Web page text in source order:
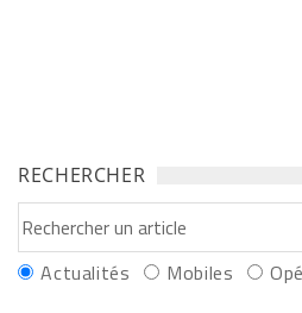
RECHERCHER
Actualités Mobiles